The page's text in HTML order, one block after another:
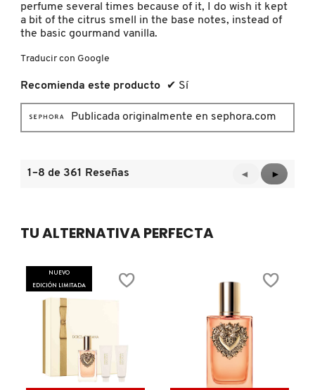
SHISEIDO
SKIN 1004
SOL DE JANEIRO
THE ORDINARY
TOCOBO
perfume several times because of it, I do wish it kept
a bit of the citrus smell in the base notes, instead of
the basic gourmand vanilla.
Traducir con Google
Recomienda este producto ✔ Sí
Publicada originalmente en sephora.com
1–8 de 361 Reseñas
Anterior
Reviews
◄
Reviews
►
TU ALTERNATIVA PERFECTA
NUEVO
EDICIÓN LIMITADA